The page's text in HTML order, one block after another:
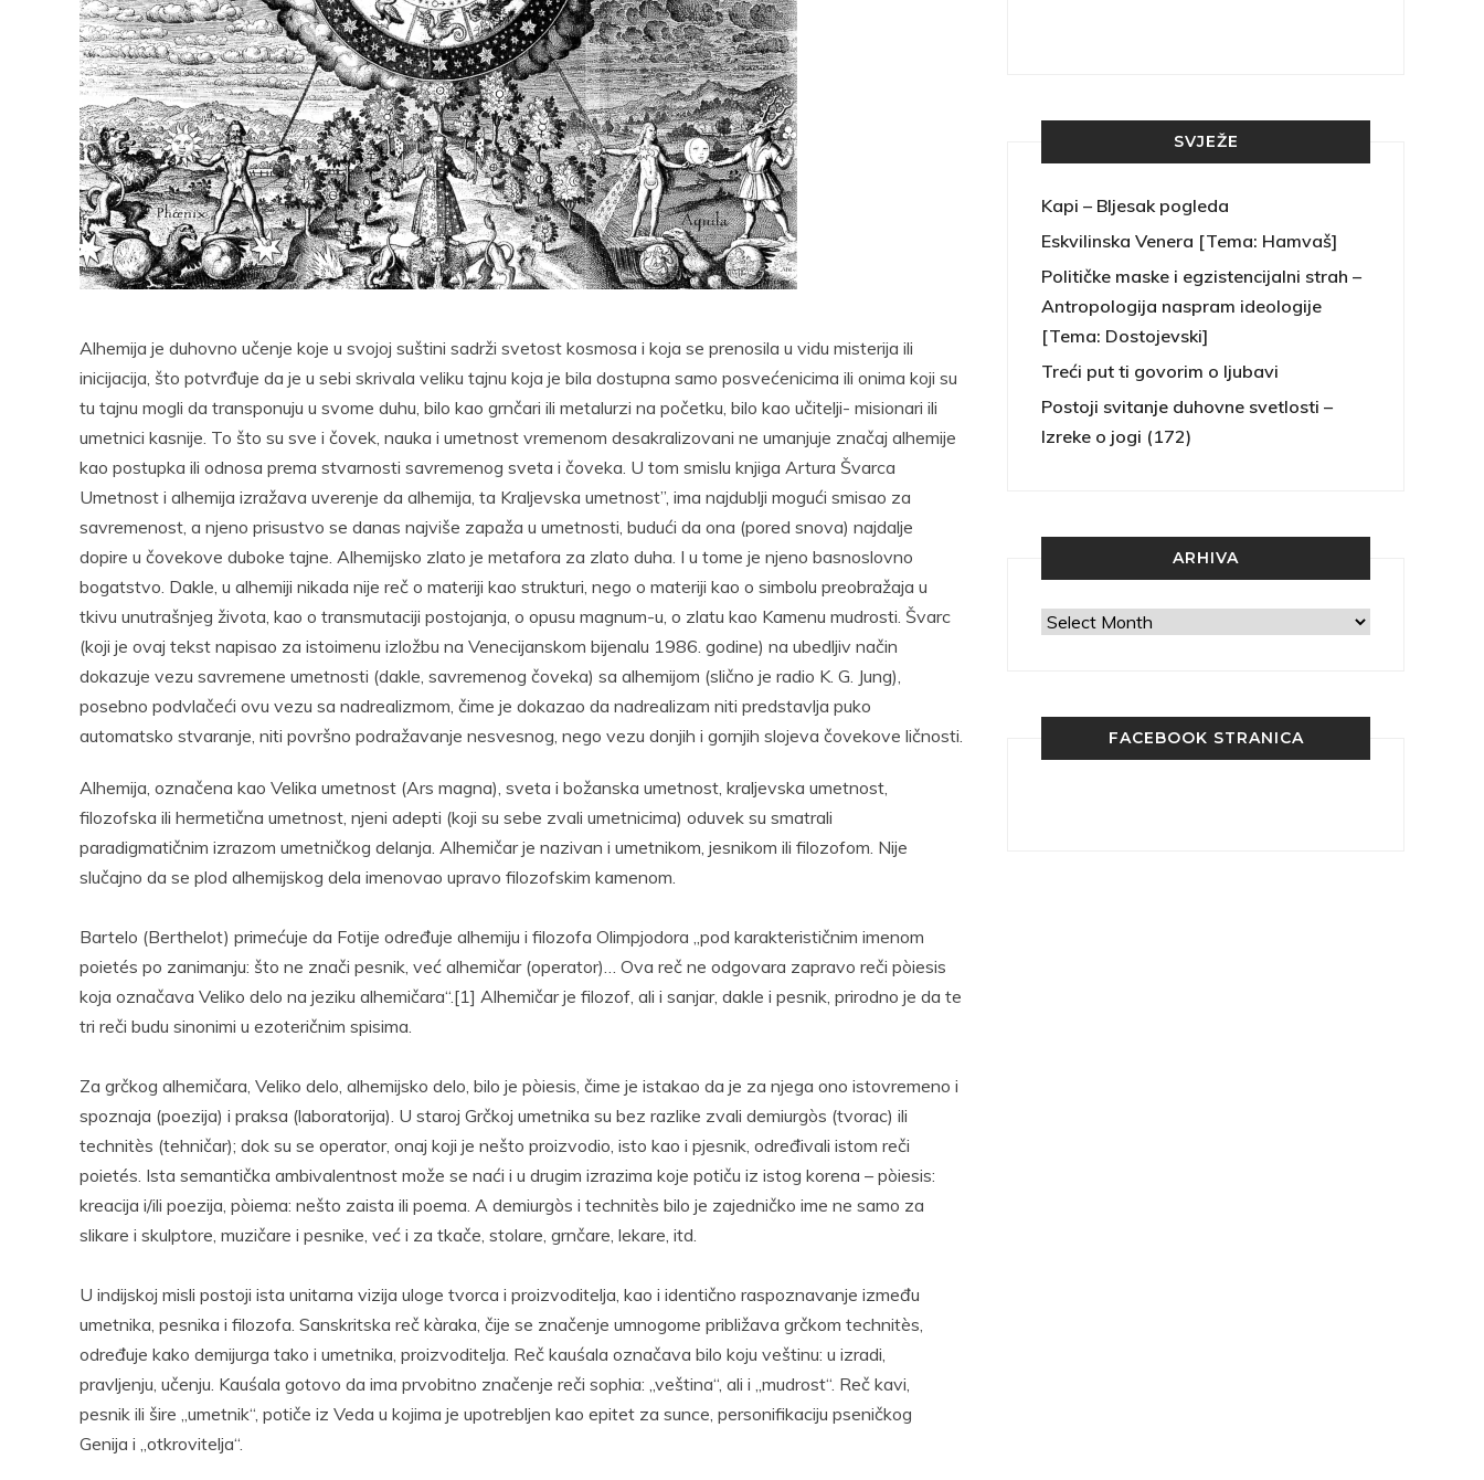
Alhemija je duhovno učenje koje u svojoj suštini sadrži svetost kosmosa i koja se prenosila u vidu misterija ili
inicijacija, što potvrđuje da je u sebi skrivala veliku tajnu koja je bila dostupna samo posvećenicima ili onima koji su
tu tajnu mogli da transponuju u svome duhu, bilo kao grnčari ili metalurzi na početku, bilo kao učitelji- misionari ili
umetnici kasnije. To što su sve i čovek, nauka i umetnost vremenom desakralizovani ne umanjuje značaj alhemije
kao postupka ili odnosa prema stvarnosti savremenog sveta i čoveka. U tom smislu knjiga Artura Švarca
Umetnost i alhemija izražava uverenje da alhemija, ta Kraljevska umetnost”, ima najdublji mogući smisao za
savremenost, a njeno prisustvo se danas najviše zapaža u umetnosti, budući da ona (pored snova) najdalje
dopire u čovekove duboke tajne. Alhemijsko zlato je metafora za zlato duha. I u tome je njeno basnoslovno
bogatstvo. Dakle, u alhemiji nikada nije reč o materiji kao strukturi, nego o materiji kao o simbolu preobražaja u
tkivu unutrašnjeg života, kao o transmutaciji postojanja, o opusu magnum-u, o zlatu kao Kamenu mudrosti. Švarc
(koji je ovaj tekst napisao za istoimenu izložbu na Venecijanskom bijenalu 1986. godine) na ubedljiv način
dokazuje vezu savremene umetnosti (dakle, savremenog čoveka) sa alhemijom (slično je radio K. G. Jung),
posebno podvlačeći ovu vezu sa nadrealizmom, čime je dokazao da nadrealizam niti predstavlja puko
automatsko stvaranje, niti površno podražavanje nesvesnog, nego vezu donjih i gornjih slojeva čovekove ličnosti.
Alhemija, označena kao Velika umetnost (Ars magna), sveta i božanska umetnost, kraljevska umetnost,
filozofska ili hermetična umetnost, njeni adepti (koji su sebe zvali umetnicima) oduvek su smatrali
paradigmatičnim izrazom umetničkog delanja. Alhemičar je nazivan i umetnikom, jesnikom ili filozofom. Nije
slučajno da se plod alhemijskog dela imenovao upravo filozofskim kamenom.
Bartelo (Berthelot) primećuje da Fotije određuje alhemiju i filozofa Olimpjodora „pod karakterističnim imenom
poietés po zanimanju: što ne znači pesnik, već alhemičar (operator)… Ova reč ne odgovara zapravo reči pòiesis
koja označava Veliko delo na jeziku alhemičara“.[1] Alhemičar je filozof, ali i sanjar, dakle i pesnik, prirodno je da te
tri reči budu sinonimi u ezoteričnim spisima.
Za grčkog alhemičara, Veliko delo, alhemijsko delo, bilo je pòiesis, čime je istakao da je za njega ono istovremeno i
spoznaja (poezija) i praksa (laboratorija). U staroj Grčkoj umetnika su bez razlike zvali demiurgòs (tvorac) ili
technitès (tehničar); dok su se operator, onaj koji je nešto proizvodio, isto kao i pjesnik, određivali istom reči
poietés. Ista semantička ambivalentnost može se naći i u drugim izrazima koje potiču iz istog korena – pòiesis:
kreacija i/ili poezija, pòiema: nešto zaista ili poema. A demiurgòs i technitès bilo je zajedničko ime ne samo za
slikare i skulptore, muzičare i pesnike, već i za tkače, stolare, grnčare, lekare, itd.
U indijskoj misli postoji ista unitarna vizija uloge tvorca i proizvoditelja, kao i identično raspoznavanje između
umetnika, pesnika i filozofa. Sanskritska reč kàraka, čije se značenje umnogome približava grčkom technitès,
određuje kako demijurga tako i umetnika, proizvoditelja. Reč kauśala označava bilo koju veštinu: u izradi,
pravljenju, učenju. Kauśala gotovo da ima prvobitno značenje reči sophia: „veština“, ali i „mudrost“. Reč kavi,
pesnik ili šire „umetnik“, potiče iz Veda u kojima je upotrebljen kao epitet za sunce, personifikaciju pseničkog
Genija i „otkrovitelja“.
Pocket
Email Print
SVJEŽE
Kapi – Bljesak pogleda
Eskvilinska Venera [Tema: Hamvaš]
Političke maske i egzistencijalni strah –
Antropologija naspram ideologije
[Tema: Dostojevski]
Treći put ti govorim o ljubavi
Postoji svitanje duhovne svetlosti –
Izreke o jogi (172)
ARHIVA
Arhiva
FACEBOOK STRANICA